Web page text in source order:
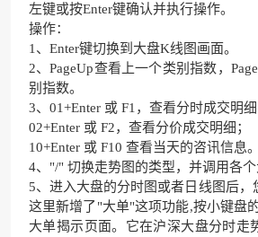
左键或按Enter键确认并执行操作。
操作：
1、Enter键切换到大盘K线图画面。
2、PageUp查看上一个类别指数，
别指数。
3、01+Enter 或 F1，查看分时成交明细
02+Enter 或 F2，查看分价成交明细；
10+Enter 或 F10 查看当天的咨讯信息。
4、"/" 切换走势图的类型，并调用各个
5、进入大盘的分时图或者日线图后，
这里新增了"大单"这项功能,按小键盘
大单揭示页面。它在沪深大盘分时走